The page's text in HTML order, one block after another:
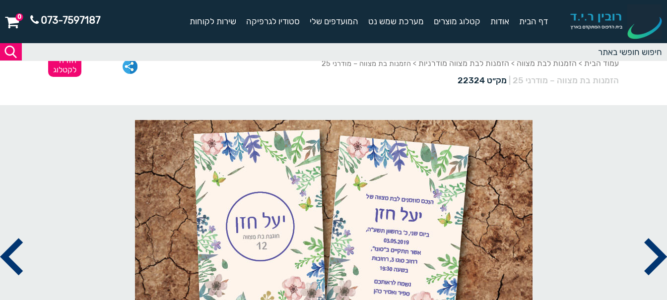
דף הבית אודות קטלוג מוצרים מערכת שמש נט המועדפים שלי סטודיו לגרפיקה שירות לקוחות 073-7597187
0
עמוד הבית > הזמנות לבת מצווה > הזמנות לבת מצווה מודרניות > הזמנות בת מצווה – מודרני 25
הזמנות בת מצווה – מודרני 25 מק״ט 22324
חזרה
לקטלוג